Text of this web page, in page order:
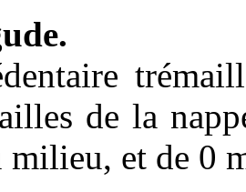
de la
milieu, et de 0